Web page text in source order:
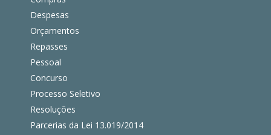
Despesas
Orçamentos
Repasses
Pessoal
Concurso
Processo Seletivo
Resoluções
Parcerias da Lei 13.019/2014